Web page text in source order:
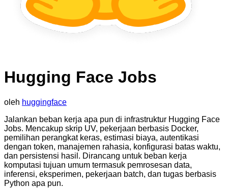
Hugging Face Jobs
oleh huggingface
Jalankan beban kerja apa pun di infrastruktur Hugging Face
Jobs. Mencakup skrip UV, pekerjaan berbasis Docker,
pemilihan perangkat keras, estimasi biaya, autentikasi
dengan token, manajemen rahasia, konfigurasi batas waktu,
dan persistensi hasil. Dirancang untuk beban kerja
komputasi tujuan umum termasuk pemrosesan data,
inferensi, eksperimen, pekerjaan batch, dan tugas berbasis
Python apa pun.